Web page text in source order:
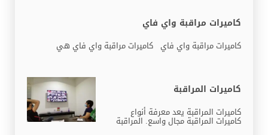
كاميرات مراقبة واي فاي
كاميرات مراقبة واي فاي كاميرات مراقبة واي فاي هي
كاميرات المراقبة
كاميرات المراقبة يعد معرفة أنواع
كاميرات المراقبة مجال واسع. المراقبة